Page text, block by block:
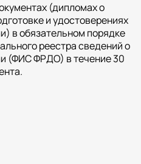
(дипломах о
и удостоверениях
в обязательном порядке
реестра сведений о
(ФИС ФРДО) в течение 30